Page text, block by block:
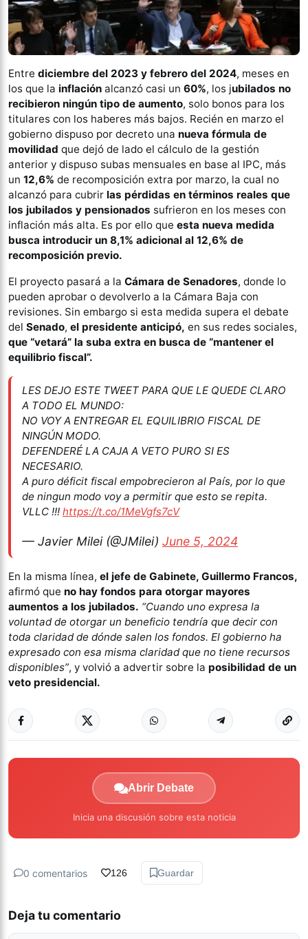
Entre diciembre del 2023 y febrero del 2024, meses en
los que la inflación alcanzó casi un 60%, los jubilados no
recibieron ningún tipo de aumento, solo bonos para los
titulares con los haberes más bajos. Recién en marzo el
gobierno dispuso por decreto una nueva fórmula de
movilidad que dejó de lado el cálculo de la gestión
anterior y dispuso subas mensuales en base al IPC, más
un 12,6% de recomposición extra por marzo, la cual no
alcanzó para cubrir las pérdidas en términos reales que
los jubilados y pensionados sufrieron en los meses con
inflación más alta. Es por ello que esta nueva medida
busca introducir un 8,1% adicional al 12,6% de
recomposición previo.
El proyecto pasará a la Cámara de Senadores, donde lo
pueden aprobar o devolverlo a la Cámara Baja con
revisiones. Sin embargo si esta medida supera el debate
del Senado, el presidente anticipó, en sus redes sociales,
que “vetará” la suba extra en busca de “mantener el
equilibrio fiscal”.
LES DEJO ESTE TWEET PARA QUE LE QUEDE CLARO
A TODO EL MUNDO:
NO VOY A ENTREGAR EL EQUILIBRIO FISCAL DE
NINGÚN MODO.
DEFENDERÉ LA CAJA A VETO PURO SI ES
NECESARIO.
A puro déficit fiscal empobrecieron al País, por lo que
de ningun modo voy a permitir que esto se repita.
VLLC !!! https://t.co/1MeVgfs7cV
— Javier Milei (@JMilei) June 5, 2024
En la misma línea, el jefe de Gabinete, Guillermo Francos,
afirmó que no hay fondos para otorgar mayores
aumentos a los jubilados. “Cuando uno expresa la
voluntad de otorgar un beneficio tendría que decir con
toda claridad de dónde salen los fondos. El gobierno ha
expresado con esa misma claridad que no tiene recursos
disponibles”, y volvió a advertir sobre la posibilidad de un
veto presidencial.
Abrir Debate
Inicia una discusión sobre esta noticia
0 comentarios 126 Guardar
Deja tu comentario